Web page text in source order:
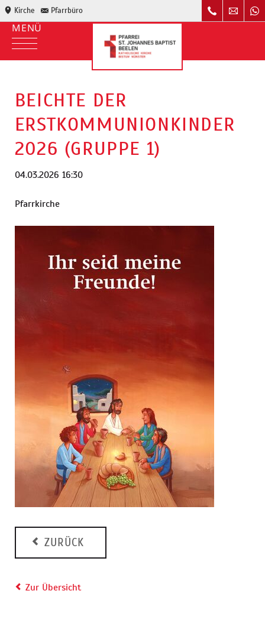
Kirche Pfarrbüro
BEICHTE DER
ERSTKOMMUNIONKINDER
2026 (GRUPPE 1)
04.03.2026 16:30
Pfarrkirche
ZURÜCK
Zur Übersicht